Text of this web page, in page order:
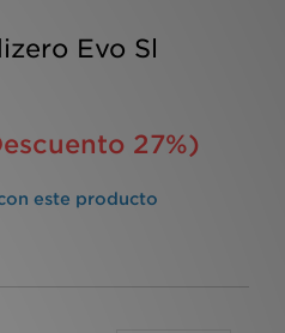
Evo Sl
27%)
este producto